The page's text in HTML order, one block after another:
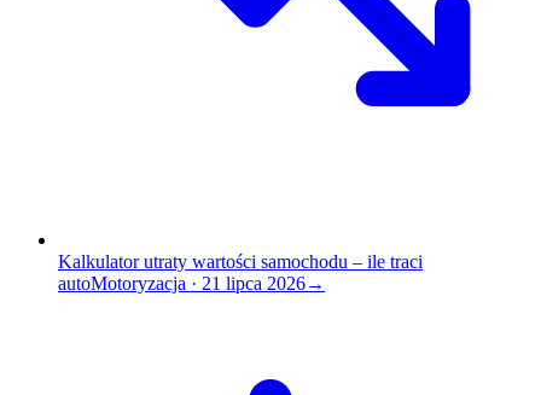
Kalkulator utraty wartości samochodu – ile traci
autoMotoryzacja · 21 lipca 2026→